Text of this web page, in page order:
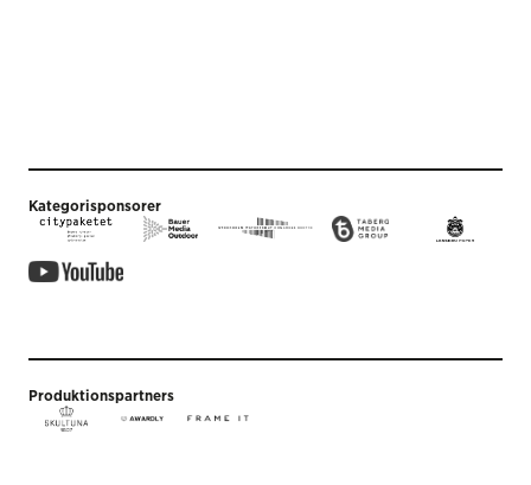
Kategorisponsorer
Produktionspartners